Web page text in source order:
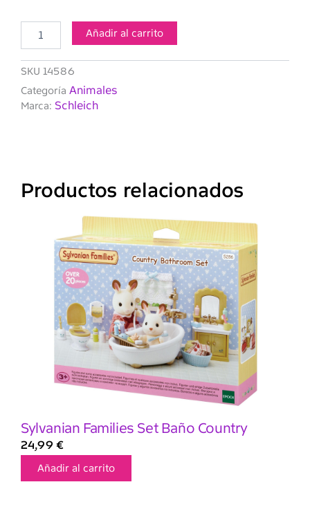
Añadir al carrito
SKU 14586
Categoría Animales
Marca: Schleich
Productos relacionados
Sylvanian Families Set Baño Country
24,99 €
Añadir al carrito